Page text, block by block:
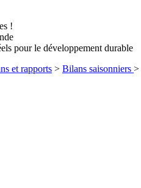
!
pour le développement durable
et rapports > Bilans saisonniers >